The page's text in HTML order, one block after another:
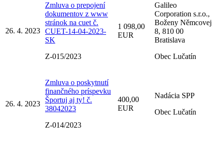
26. 4. 2023
Zmluva o prepojení
dokumentov z www
stránok na cuet č.
CUET-14-04-2023-
SK
Z-015/2023
1 098,00
EUR
Galileo
Corporation s.r.o.,
Boženy Němcovej
8, 810 00
Bratislava
Obec Lučatín
26. 4. 2023
Zmluva o poskytnutí
finančného príspevku
Športuj aj ty! č.
38042023
Z-014/2023
400,00
EUR
Nadácia SPP
Obec Lučatín